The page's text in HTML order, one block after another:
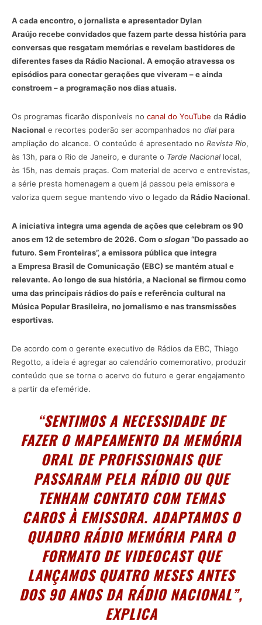
A cada encontro, o jornalista e apresentador Dylan
Araújo recebe convidados que fazem parte dessa história para
conversas que resgatam memórias e revelam bastidores de
diferentes fases da Rádio Nacional. A emoção atravessa os
episódios para conectar gerações que viveram – e ainda
constroem – a programação nos dias atuais.
Os programas ficarão disponíveis no canal do YouTube da Rádio
Nacional e recortes poderão ser acompanhados no dial para
ampliação do alcance. O conteúdo é apresentado no Revista Rio,
às 13h, para o Rio de Janeiro, e durante o Tarde Nacional local,
às 15h, nas demais praças. Com material de acervo e entrevistas,
a série presta homenagem a quem já passou pela emissora e
valoriza quem segue mantendo vivo o legado da Rádio Nacional.
A iniciativa integra uma agenda de ações que celebram os 90
anos em 12 de setembro de 2026. Com oslogan“Do passado ao
futuro. Sem Fronteiras”, a emissora pública que integra
a Empresa Brasil de Comunicação (EBC) se mantém atual e
relevante. Ao longo de sua história, a Nacional se firmou como
uma das principais rádios do país e referência cultural na
Música Popular Brasileira, no jornalismo e nas transmissões
esportivas.
De acordo com o gerente executivo de Rádios da EBC, Thiago
Regotto, a ideia é agregar ao calendário comemorativo, produzir
conteúdo que se torna o acervo do futuro e gerar engajamento
a partir da efeméride.
“SENTIMOS A NECESSIDADE DE
FAZER O MAPEAMENTO DA MEMÓRIA
ORAL DE PROFISSIONAIS QUE
PASSARAM PELA RÁDIO OU QUE
TENHAM CONTATO COM TEMAS
CAROS À EMISSORA. ADAPTAMOS O
QUADRO RÁDIO MEMÓRIA PARA O
FORMATO DE VIDEOCAST QUE
LANÇAMOS QUATRO MESES ANTES
DOS 90 ANOS DA RÁDIO NACIONAL”,
EXPLICA